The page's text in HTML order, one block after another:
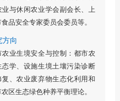
业与休闲农业学会副会长、上
品安全专家委员会委员等。
方向
农业生境安全与控制：都市农
态学、设施生境土壤污染诊断
复、农业废弃物生态化利用和
区生态绿色种养平衡理论。